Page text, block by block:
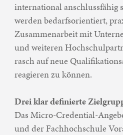
international anschlussfähig
werden bedarfsorientiert,
Zusammenarbeit mit
und weiteren
rasch auf neue
reagieren zu können.
Drei klar definierte
Das Micro-Credential-
und der Fachhochschule